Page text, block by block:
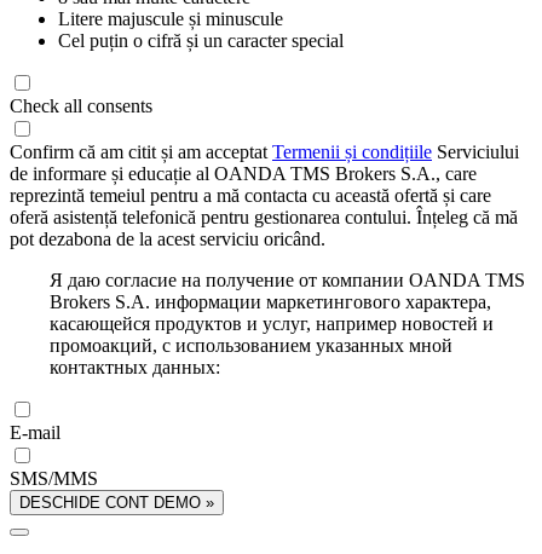
Litere majuscule și minuscule
Cel puțin o cifră și un caracter special
Check all consents
Confirm că am citit și am acceptat Termenii și condițiile Serviciului
de informare și educație al OANDA TMS Brokers S.A., care
reprezintă temeiul pentru a mă contacta cu această ofertă și care
oferă asistență telefonică pentru gestionarea contului. Înțeleg că mă
pot dezabona de la acest serviciu oricând.
Я даю согласие на получение от компании OANDA TMS
Brokers S.A. информации маркетингового характера,
касающейся продуктов и услуг, например новостей и
промоакций, с использованием указанных мной
контактных данных:
E-mail
SMS/MMS
DESCHIDE CONT DEMO »